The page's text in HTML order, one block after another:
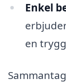
Enkel
en